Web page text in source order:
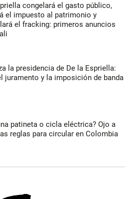
congelará el gasto público,
el impuesto al patrimonio y
el fracking: primeros anuncios
la presidencia de De la Espriella:
juramento y la imposición de banda
patineta o cicla eléctrica? Ojo a
reglas para circular en Colombia